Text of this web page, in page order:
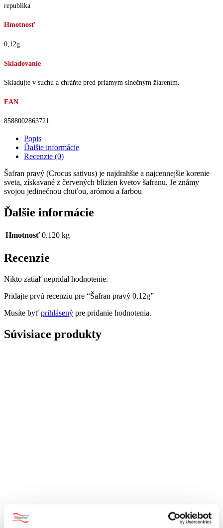
republika
Hmotnosť
0,12g
Skladovanie
Skladujte v suchu a chráňte pred priamym slnečným žiarením.
EAN
8588002863721
Popis
Ďalšie informácie
Recenzie (0)
Šafran pravý (Crocus sativus) je najdrahšie a najcennejšie korenie
sveta, získavané z červených blizien kvetov šafranu. Je známy
svojou jedinečnou chuťou, arómou a farbou
Ďalšie informácie
Hmotnosť 0.120 kg
Recenzie
Nikto zatiaľ nepridal hodnotenie.
Pridajte prvú recenziu pre “Šafran pravý 0,12g”
Musíte byť prihlásený pre pridanie hodnotenia.
Súvisiace produkty